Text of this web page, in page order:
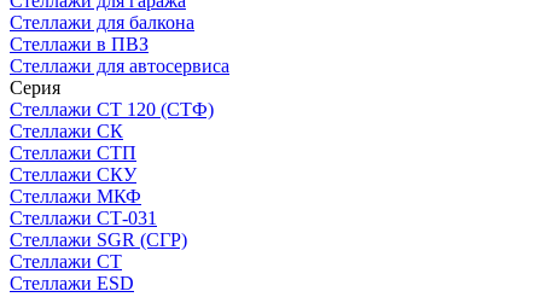
Стеллажи для балкона
Стеллажи в ПВЗ
Стеллажи для автосервиса
Серия
Стеллажи СТ 120 (СТФ)
Стеллажи СК
Стеллажи СТП
Стеллажи СКУ
Стеллажи МКФ
Стеллажи СТ-031
Стеллажи SGR (СГР)
Стеллажи СТ
Стеллажи ESD